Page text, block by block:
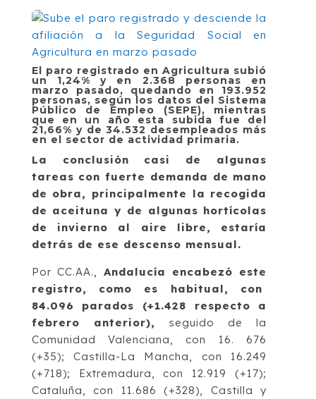
El paro registrado en Agricultura subió
un 1,24% y en 2.368 personas en
marzo pasado, quedando en 193.952
personas, según los datos del Sistema
Público de Empleo (SEPE), mientras
que en un año esta subida fue del
21,66% y de 34.532 desempleados más
en el sector de actividad primaria.
La conclusión casi de algunas
tareas con fuerte demanda de mano
de obra, principalmente la recogida
de aceituna y de algunas hortícolas
de invierno al aire libre, estaría
detrás de ese descenso mensual.
Por CC.AA., Andalucía encabezó este
registro, como es habitual, con
84.096 parados (+1.428 respecto a
febrero anterior),
seguido de la
Comunidad Valenciana, con 16. 676
(+35); Castilla-La Mancha, con 16.249
(+718); Extremadura, con 12.919 (+17);
Cataluña, con 11.686 (+328), Castilla y